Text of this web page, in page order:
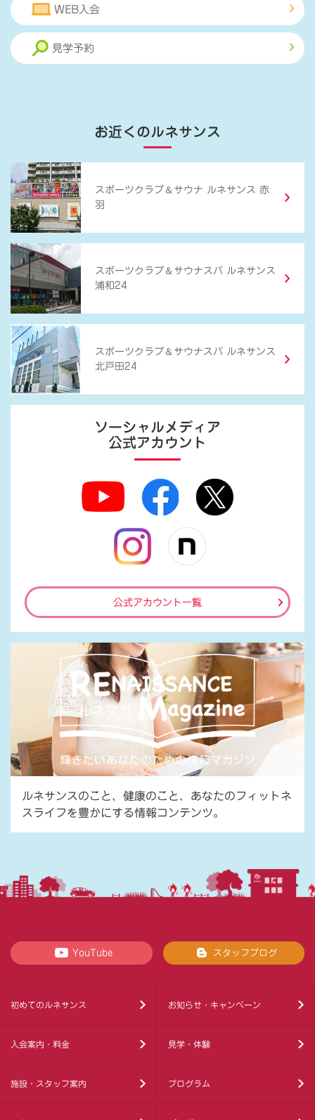
WEB入会
見学予約
お近くのルネサンス
スポーツクラブ ＆ サウナ ルネサンス 赤
羽
スポーツクラブ ＆ サウナスパ ルネサンス
浦和24
スポーツクラブ ＆ サウナスパ ルネサンス
北戸田24
ソーシャルメディア
公式アカウント
公式アカウント一覧
ルネサンスのこと、健康のこと、あなたのフィットネ
スライフを豊かにする情報コンテンツ。
YouTube スタッフブログ
初めてのルネサンス お知らせ・キャンペーン
入会案内・料金 見学・体験
施設・スタッフ案内 プログラム